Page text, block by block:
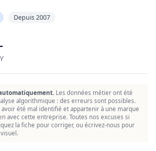
Depuis 2007
Les données métier ont été
algorithmique : des erreurs sont possibles.
été mal identifié et appartenir à une marque
avec cette entreprise. Toutes nos excuses si
la fiche pour corriger, ou écrivez-nous pour